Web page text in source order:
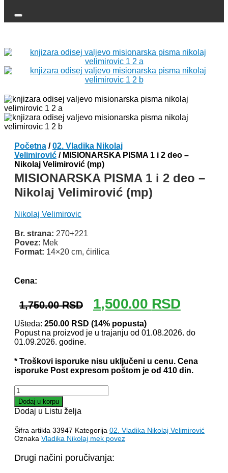
Početna /02. Vladika Nikolaj
Velimirović / MISIONARSKA PISMA 1 i 2 deo –
Nikolaj Velimirović (mp)
MISIONARSKA PISMA 1 i 2 deo –
Nikolaj Velimirović (mp)
Nikolaj Velimirovic
Br. strana: 270+221
Povez: Mek
Format: 14×20 cm, ćirilica
Cena:
1,750.00RSD
Originalna
cena
je
bila:
1,500.00 RSDTrenutna
cena
1,500.00
Ušteda: 250.00 RSD (14% popusta)
Popust na proizvod je u trajanju od 01.08.2026. do
01.09.2026. godine.
* Troškovi isporuke nisu uključeni u cenu. Cena
isporuke Post expresom poštom je od 410 din.
MISIONARSKA
PISMA
1
i
2
deo
Nikolaj
Velimirović
Dodaj u korpu
Dodaj u Listu želja
Šifra artikla 33947 Kategorija 02. Vladika Nikolaj Velimirović
Oznaka Vladika Nikolaj mek povez
Drugi načini poručivanja: